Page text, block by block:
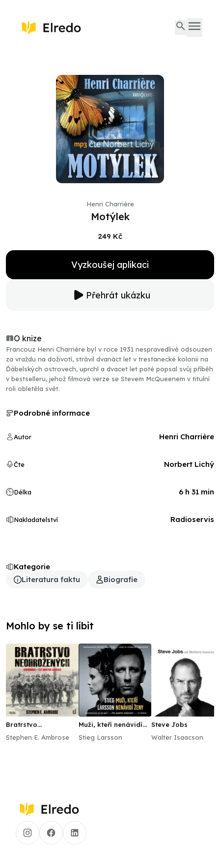
Henri Charrière
Motýlek
249 Kč
Vyzkoušej aplikaci
Přehrát ukázku
O knize
Francouz Henri Charrière byl v roce 1931 nespravedlivě odsouzen
za vraždu na doživotí, strávil dvanáct let v trestanecké kolonii na
Ďábelských ostrovech, uprchl a dvacet let poté popsal svůj příběh
v bestselleru, jehož filmová verze se Stevem McQueenem v titulní
roli obletěla svět.
Kategorie
Literatura faktu
Biografie
Podrobné informace
Autor Henri Charrière
Čte Norbert Lichý
Délka 6 h 31 min
Nakladatelství Radioservis
Mohlo by se ti líbit
Bratrstvo
Stephen E. Ambrose
Muži, kteří nenávidí
Stieg Larsson
Steve Jobs
Walter Isaacson